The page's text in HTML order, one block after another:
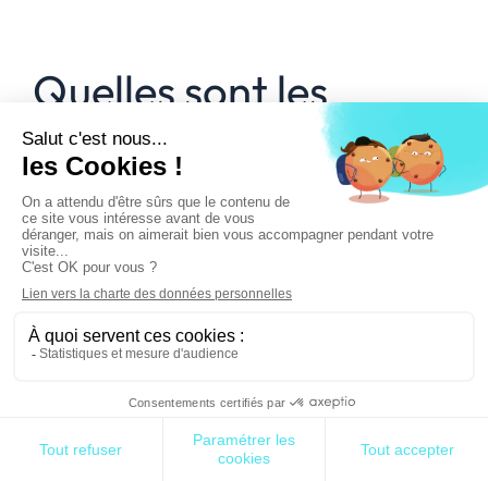
Quelles sont les
problématiques
actuelles des
commerçants ?
Eric Richard & Anthony Mater, Rhapsodies Conseil
: Dans le contexte actuel de
, quelles sont les problématiques des
Jean-Michel Chanavas : Rappelons que la